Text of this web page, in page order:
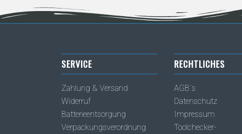
SERVICE
Zahlung & Versand
Widerruf
Batterieentsorgung
Verpackungsverordnung
RECHTLICHES
AGB´s
Datenschutz
Impressum
Toolchecker-